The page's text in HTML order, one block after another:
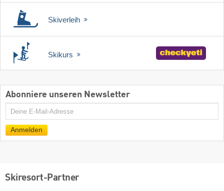
Skiverleih
Skikurs
Abonniere unseren Newsletter
E-
Anmelden
Skiresort-Partner